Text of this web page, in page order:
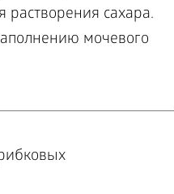
сахара.
мочевого